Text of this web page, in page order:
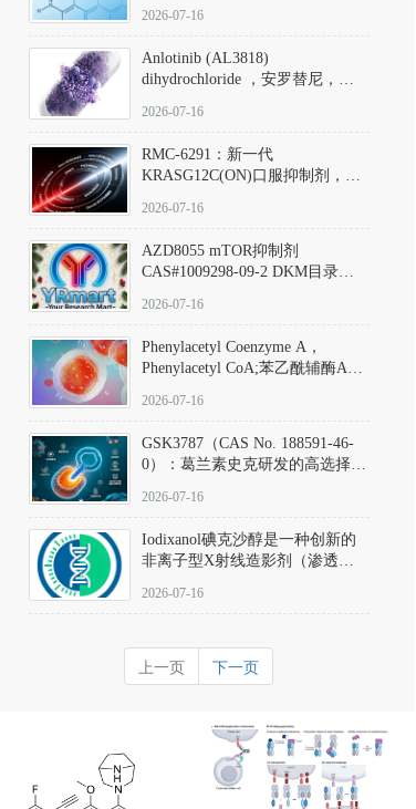
D808567) - DKM活性分子
2026-07-16
Anlotinib (AL3818)
dihydrochloride ，安罗替尼，
Hydrochloride实验方法步骤SOP
2026-07-16
RMC-6291：新一代
KRASG12C(ON)口服抑制剂，
(Elironrasib)CAS#2641998-63-0
2026-07-16
AZD8055 mTOR抑制剂
CAS#1009298-09-2 DKM目录号
激酶抑制剂的深度剖析
2026-07-16
Phenylacetyl Coenzyme A，
Phenylacetyl CoA;苯乙酰辅酶A
2026-07-16
GSK3787（CAS No. 188591-46-
0）：葛兰素史克研发的高选择
抗剂，被广泛视为研究PPARδ核
受体生理功能、信号通路验证及
靶点药理机制的金标准化学探
针。
2026-07-16
Iodixanol碘克沙醇是一种创新的
非离子型X射线造影剂（渗透压
在血管内给药时与血浆等渗的临
号为92339-11-2
2026-07-16
上一页 下一页